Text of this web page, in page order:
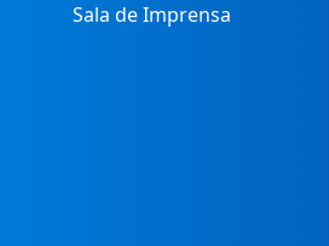
Sala de Imprensa